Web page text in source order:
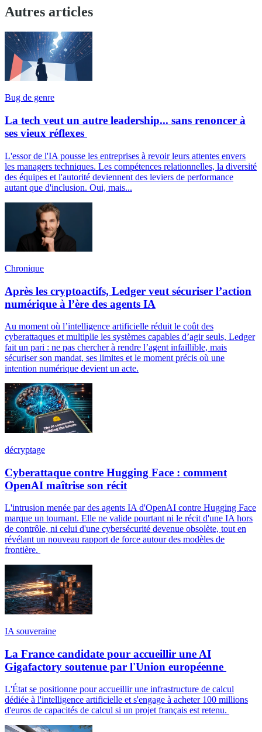
Autres articles
Bug de genre
La tech veut un autre leadership... sans renoncer à
ses vieux réflexes
L'essor de l'IA pousse les entreprises à revoir leurs attentes envers
les managers techniques. Les compétences relationnelles, la diversité
des équipes et l'autorité deviennent des leviers de performance
autant que d'inclusion. Oui, mais...
Chronique
Après les cryptoactifs, Ledger veut sécuriser l’action
numérique à l’ère des agents IA
Au moment où l’intelligence artificielle réduit le coût des
cyberattaques et multiplie les systèmes capables d’agir seuls, Ledger
fait un pari : ne pas chercher à rendre l’agent infaillible, mais
sécuriser son mandat, ses limites et le moment précis où une
intention numérique devient un acte.
décryptage
Cyberattaque contre Hugging Face : comment
OpenAI maîtrise son récit
L'intrusion menée par des agents IA d'OpenAI contre Hugging Face
marque un tournant. Elle ne valide pourtant ni le récit d'une IA hors
de contrôle, ni celui d'une cybersécurité devenue obsolète, tout en
révélant un nouveau rapport de force autour des modèles de
frontière.
IA souveraine
La France candidate pour accueillir une AI
Gigafactory soutenue par l'Union européenne
L'État se positionne pour accueillir une infrastructure de calcul
dédiée à l'intelligence artificielle et s'engage à acheter 100 millions
d'euros de capacités de calcul si un projet français est retenu.